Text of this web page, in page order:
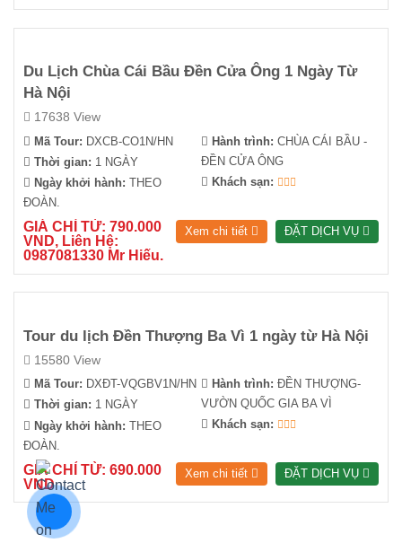
Du Lịch Chùa Cái Bầu Đền Cửa Ông 1 Ngày Từ
Hà Nội
17638 View
Mã Tour: DXCB-CO1N/HN
Thời gian: 1 NGÀY
Ngày khởi hành: THEO
ĐOÀN.
Hành trình: CHÙA CÁI BẦU -
ĐỀN CỬA ÔNG
Khách sạn:
GIÁ CHỈ TỪ: 790.000
VND, Liên Hệ:
0987081330 Mr Hiếu.
Xem chi tiết ĐẶT DỊCH VỤ
Tour du lịch Đền Thượng Ba Vì 1 ngày từ Hà Nội
15580 View
Mã Tour: DXĐT-VQGBV1N/HN
Thời gian: 1 NGÀY
Ngày khởi hành: THEO
ĐOÀN.
Hành trình: ĐỀN THƯỢNG-
VƯỜN QUỐC GIA BA VÌ
Khách sạn:
GIÁ CHỈ TỪ: 690.000
VND
Xem chi tiết ĐẶT DỊCH VỤ